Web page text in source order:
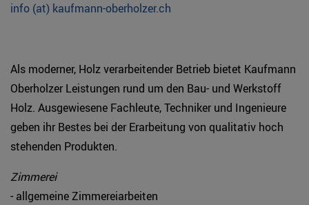
info (at) kaufmann-oberholzer.ch
Als moderner, Holz verarbeitender Betrieb bietet Kaufmann
Oberholzer Leistungen rund um den Bau- und Werkstoff
Holz. Ausgewiesene Fachleute, Techniker und Ingenieure
geben ihr Bestes bei der Erarbeitung von qualitativ hoch
stehenden Produkten.
Zimmerei
- allgemeine Zimmereiarbeiten